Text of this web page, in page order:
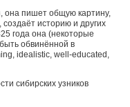
она пишет общую картину,
историю и других
года она (некоторые
обвинённой в
, idealistic, well -educated ,
сибирских узников